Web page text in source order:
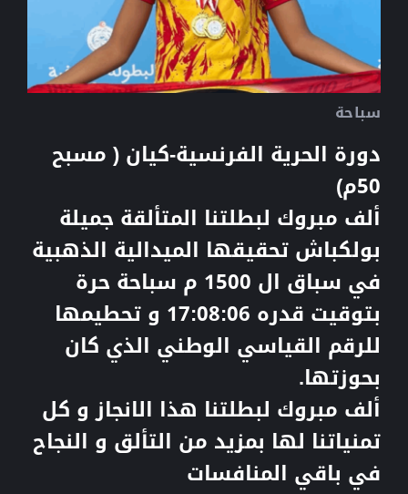
سباحة
دورة الحرية الفرنسية-كيان ( مسبح
50م)
ألف مبروك لبطلتنا المتألقة جميلة
بولكباش تحقيقها الميدالية الذهبية
في سباق ال 1500 م سباحة حرة
بتوقيت قدره 17:08:06 و تحطيمها
للرقم القياسي الوطني الذي كان
بحوزتها.
ألف مبروك لبطلتنا هذا الانجاز و كل
تمنياتنا لها بمزيد من التألق و النجاح
في باقي المنافسات